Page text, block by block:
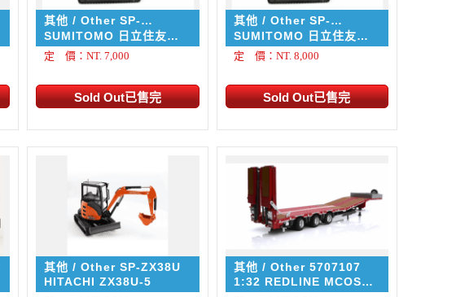
其他 / Other SP-
SCX1200
SUMITOMO 日立住友
SCX1200A-3 履帶桁架式
吊車 150噸級 (連續壁施工
定 價：NT. 7,000
其他 / Other SP-
SCX1500
SUMITOMO 日立住友
SCX1500A-3 履帶桁架式
吊車 (連續壁施工機具)
定 價：NT. 8,000
其他 / Other SP-ZX38U
HITACHI ZX38U-5
其他 / Other 5707107
1:32 REDLINE MCOS